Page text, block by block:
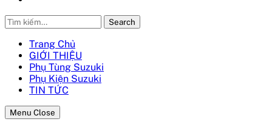
Search
Trang Chủ
GIỚI THIỆU
Phụ Tùng Suzuki
Phụ Kiện Suzuki
TIN TỨC
Menu Close